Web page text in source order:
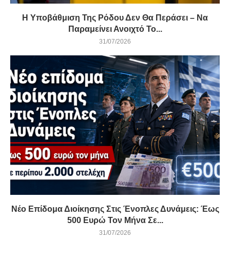
Η Υποβάθμιση Της Ρόδου Δεν Θα Περάσει – Να
Παραμείνει Ανοιχτό Το...
31/07/2026
Νέο Επίδομα Διοίκησης Στις Ένοπλες Δυνάμεις: Έως
500 Ευρώ Τον Μήνα Σε...
31/07/2026